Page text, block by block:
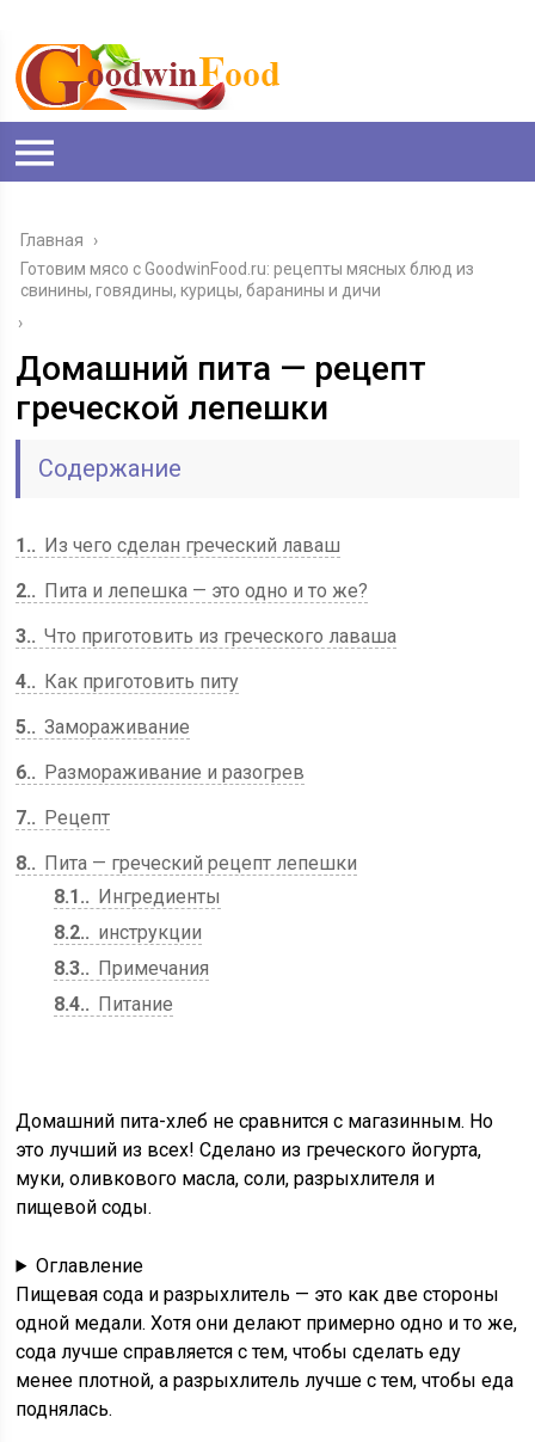
Главная
›
Готовим мясо с GoodwinFood.ru: рецепты мясных блюд из
свинины, говядины, курицы, баранины и дичи
›
Домашний пита — рецепт
греческой лепешки
Содержание
1.
Из чего сделан греческий лаваш
2.
Пита и лепешка — это одно и то же?
3.
Что приготовить из греческого лаваша
4.
Как приготовить питу
5.
Замораживание
6.
Размораживание и разогрев
7.
Рецепт
8.
Пита — греческий рецепт лепешки
8.1.
Ингредиенты
8.2.
инструкции
8.3.
Примечания
8.4.
Питание
Домашний пита-хлеб не сравнится с магазинным. Но
это лучший из всех! Сделано из греческого йогурта,
муки, оливкового масла, соли, разрыхлителя и
пищевой соды.
Оглавление
Пищевая сода и разрыхлитель — это как две стороны
одной медали. Хотя они делают примерно одно и то же,
сода лучше справляется с тем, чтобы сделать еду
менее плотной, а разрыхлитель лучше с тем, чтобы еда
поднялась.